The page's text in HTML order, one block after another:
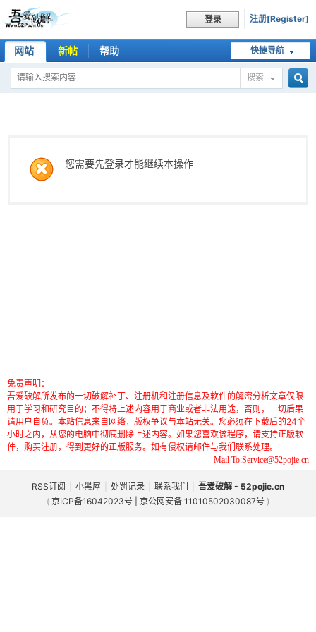
登录 注册[Register]
快捷导航
网站 新帖 帮助
搜索
您需要先登录才能继续本操作
免责声明：
吾爱破解所发布的一切破解补丁、注册机和注册信息及软件的解密分析文章仅限
用于学习和研究目的；不得将上述内容用于商业或者非法用途，否则，一切后果
请用户自负。本站信息来自网络，版权争议与本站无关。您必须在下载后的24个
小时之内，从您的电脑中彻底删除上述内容。如果您喜欢该程序，请支持正版软
件，购买注册，得到更好的正版服务。如有侵权请邮件与我们联系处理。
Mail To:Service@52pojie.cn
RSS订阅 小黑屋 处罚记录 联系我们
吾爱破解 - 52pojie.cn
( 京ICP备16042023号 | 京公网安备 11010502030087号 )